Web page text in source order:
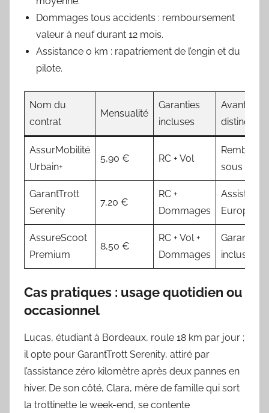
Dommages tous accidents : remboursement
valeur à neuf durant 12 mois.
Assistance 0 km : rapatriement de l’engin et du
pilote.
Nom du
contrat
Mensualité
Garanties
incluses
Avantage
distinctif
AssurMobilité
Urbain+
5,90 € RC + Vol
sous 48 h
GarantTrott
Serenity
7,20 €
RC +
Dommages
Europe
AssureScoot
Premium
8,50 €
RC + Vol +
Dommages
Garantie
incluse
Cas pratiques : usage quotidien ou
occasionnel
Lucas, étudiant à Bordeaux, roule 18 km par jour ;
il opte pour GarantTrott Serenity, attiré par
l’assistance zéro kilomètre après deux pannes en
hiver. De son côté, Clara, mère de famille qui sort
la trottinette le week-end, se contente